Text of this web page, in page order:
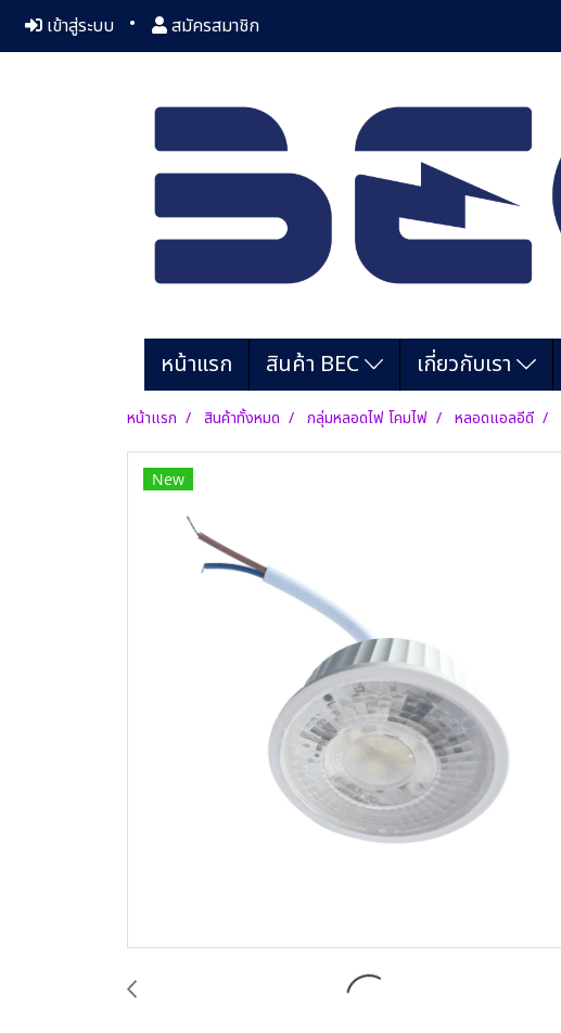
เข้าสู่ระบบ สมัครสมาชิก
หน้าแรก สินค้า BEC เกี่ยวกับเรา
หน้าแรก สินค้าทั้งหมด กลุ่มหลอดไฟ โคมไฟ หลอดแอลอีดี
New